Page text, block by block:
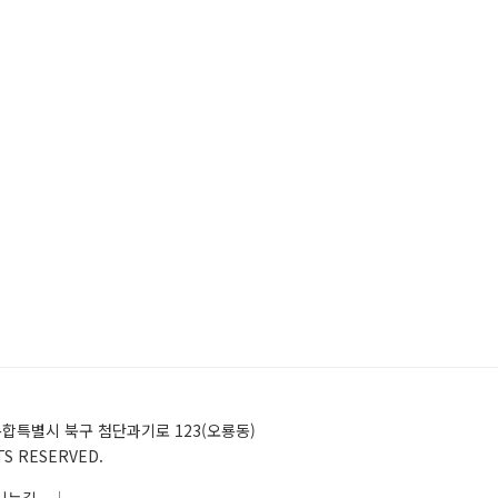
별시 북구 첨단과기로 123(오룡동)
RESERVED.